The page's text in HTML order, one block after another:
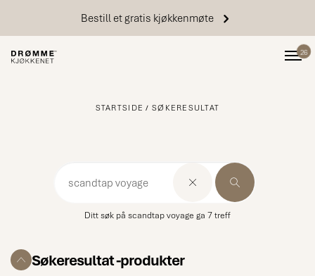
Bestill et gratis kjøkkenmøte
26
STARTSIDE SØKERESULTAT
Ditt søk på scandtap voyage ga 7 treff
Søkeresultat -produkter